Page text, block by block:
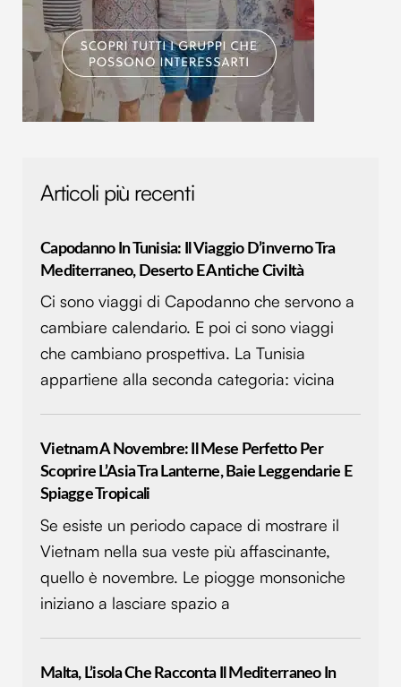
Articoli più recenti
Capodanno In Tunisia: Il Viaggio D’inverno Tra
Mediterraneo, Deserto E Antiche Civiltà
Ci sono viaggi di Capodanno che servono a
cambiare calendario. E poi ci sono viaggi
che cambiano prospettiva. La Tunisia
appartiene alla seconda categoria: vicina
Vietnam A Novembre: Il Mese Perfetto Per
Scoprire L’Asia Tra Lanterne, Baie Leggendarie E
Spiagge Tropicali
Se esiste un periodo capace di mostrare il
Vietnam nella sua veste più affascinante,
quello è novembre. Le piogge monsoniche
iniziano a lasciare spazio a
Malta, L’isola Che Racconta Il Mediterraneo In